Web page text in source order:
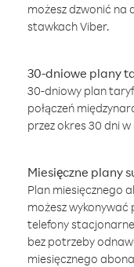
możesz dzwonić na
stawkach Viber.
30-dniowe plany
30-dniowy plan
połączeń
przez okres 30 dni
Miesięczne plany
Plan miesięcznego
możesz wykonywać
telefony
bez potrzeby
miesięcznego